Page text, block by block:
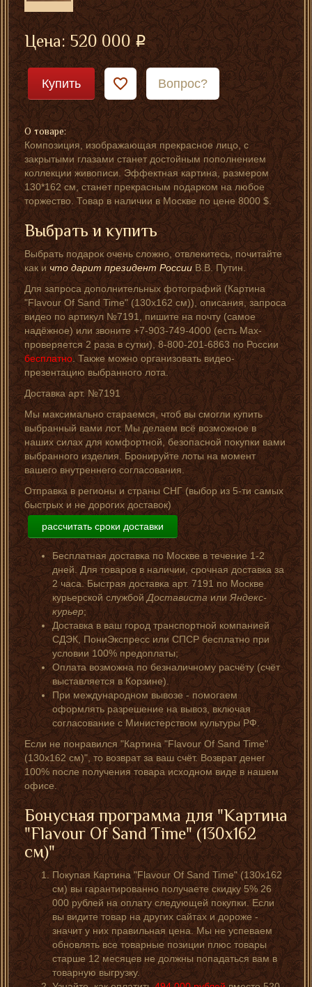
Цена:520 000
Купить Вопрос?
О товаре:
Композиция, изображающая прекрасное лицо, с
закрытыми глазами станет достойным пополнением
коллекции живописи. Эффектная картина, размером
130*162 см, станет прекрасным подарком на любое
торжество. Товар в наличии в Москве по цене 8000 $.
Выбрать и купить
Выбрать подарок очень сложно, отвлекитесь, почитайте
как ичто дарит президент РоссииВ.В. Путин.
Для запроса дополнительных фотографий (Картина
"Flavour Of Sand Time" (130x162 см)), описания, запроса
видео по артикул №7191, пишите на почту (самое
надёжное) или звоните +7-903-749-4000 (есть Мах-
проверяется 2 раза в сутки), 8-800-201-6863 по России
бесплатно. Также можно организовать видео-
презентацию выбранного лота.
Доставка арт. №7191
Мы максимально стараемся, чтоб вы смогли купить
выбранный вами лот. Мы делаем всё возможное в
наших силах для комфортной, безопасной покупки вами
выбранного изделия. Бронируйте лоты на момент
вашего внутреннего согласования.
Отправка в регионы и страны СНГ (выбор из 5-ти самых
быстрых и не дорогих доставок)
рассчитать сроки доставки
Бесплатная доставка по Москве в течение 1-2
дней. Для товаров в наличии, срочная доставка за
2 часа. Быстрая доставка арт. 7191 по Москве
курьерской службойДоставистаилиЯндекс-
курьер;
Доставка в ваш город транспортной компанией
СДЭК, ПониЭкспресс или СПСР бесплатно при
условии 100% предоплаты;
Оплата возможна по безналичному расчёту (счёт
выставляется в Корзине).
При международном вывозе - помогаем
оформлять разрешение на вывоз, включая
согласование с Министерством культуры РФ.
Если не понравился "Картина "Flavour Of Sand Time"
(130x162 см)", то возврат за ваш счёт. Возврат денег
100% после получения товара исходном виде в нашем
офисе.
Бонусная программа для "Картина
"Flavour Of Sand Time" (130x162
см)"
Покупая Картина "Flavour Of Sand Time" (130x162
см) вы гарантированно получаете скидку 5% 26
000 рублей на оплату следующей покупки. Если
вы видите товар на других сайтах и дороже -
значит у них правильная цена. Мы не успеваем
обновлять все товарные позиции плюс товары
старше 12 месяцев не должны попадаться вам в
товарную выгрузку.